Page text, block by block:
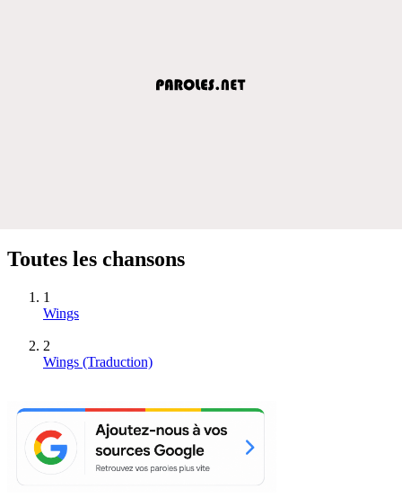
Toutes les chansons
1
Wings
2
Wings (Traduction)